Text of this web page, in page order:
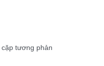
tương phản